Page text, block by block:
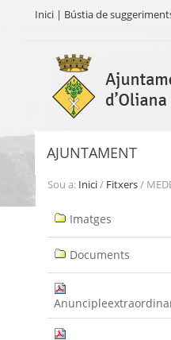
Inici | Bústia de
contingut.
navegació
AJUNTAMENT
Sou a: Inici/ Fitxers/
Navegació
Imatges
Documents